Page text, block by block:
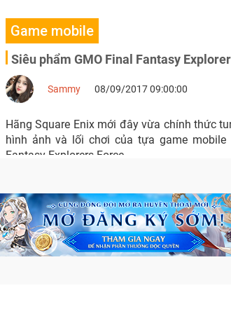
Game mobile
Siêu phẩm GMO Final Fantasy
Sammy 08/09/2017 09:00:00
Hãng Square Enix mới đây vừa chính thức
hình ảnh và lối chơi của tựa game
Fantasy Explorers-Force.